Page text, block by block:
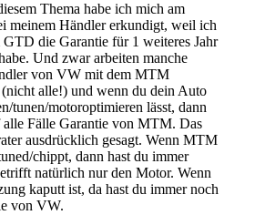
Thema habe ich mich am
meinem Händler erkundigt, weil ich
GTD die Garantie für 1 weiteres Jahr
Und zwar arbeiten manche
von VW mit dem MTM
(nicht alle!) und wenn du dein Auto
tunen/motoroptimieren lässt, dann
alle Fälle Garantie von MTM. Das
ausdrücklich gesagt. Wenn MTM
chippt, dann hast du immer
natürlich nur den Motor. Wenn
kaputt ist, da hast du immer noch
von VW.